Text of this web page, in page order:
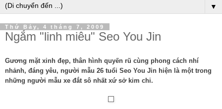
▼
Thứ Bảy, 4 tháng 7, 2009
Ngắm "linh miêu" Seo You Jin
Gương mặt xinh đẹp, thân hình quyến rũ cùng phong cách nhí
nhảnh, đáng yêu, người mẫu 26 tuổi Seo You Jin hiện là một trong
những người mẫu xe đắt sô nhất xứ sở kim chi.